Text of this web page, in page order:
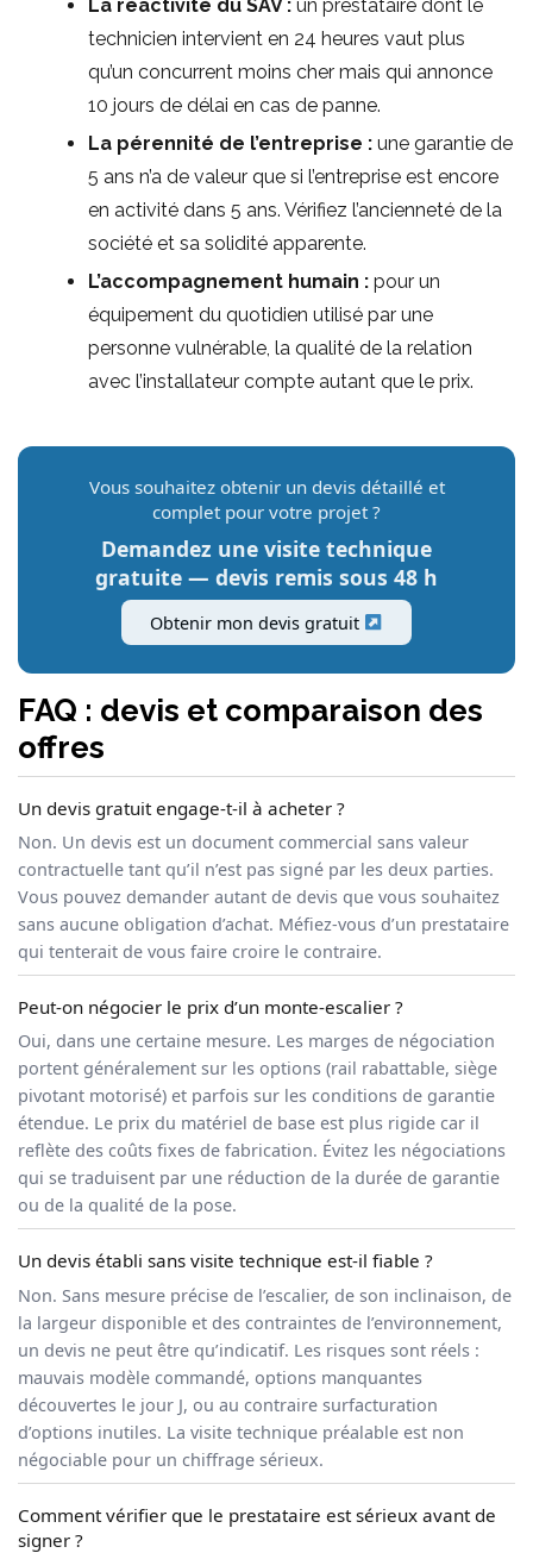
La réactivité du SAV : un prestataire dont le
technicien intervient en 24 heures vaut plus
qu’un concurrent moins cher mais qui annonce
10 jours de délai en cas de panne.
La pérennité de l’entreprise : une garantie de
5 ans n’a de valeur que si l’entreprise est encore
en activité dans 5 ans. Vérifiez l’ancienneté de la
société et sa solidité apparente.
L’accompagnement humain : pour un
équipement du quotidien utilisé par une
personne vulnérable, la qualité de la relation
avec l’installateur compte autant que le prix.
Vous souhaitez obtenir un devis détaillé et
complet pour votre projet ?
Demandez une visite technique
gratuite — devis remis sous 48 h
Obtenir mon devis gratuit
FAQ : devis et comparaison des
offres
Un devis gratuit engage-t-il à acheter ?
Non. Un devis est un document commercial sans valeur
contractuelle tant qu’il n’est pas signé par les deux parties.
Vous pouvez demander autant de devis que vous souhaitez
sans aucune obligation d’achat. Méfiez-vous d’un prestataire
qui tenterait de vous faire croire le contraire.
Peut-on négocier le prix d’un monte-escalier ?
Oui, dans une certaine mesure. Les marges de négociation
portent généralement sur les options (rail rabattable, siège
pivotant motorisé) et parfois sur les conditions de garantie
étendue. Le prix du matériel de base est plus rigide car il
reflète des coûts fixes de fabrication. Évitez les négociations
qui se traduisent par une réduction de la durée de garantie
ou de la qualité de la pose.
Un devis établi sans visite technique est-il fiable ?
Non. Sans mesure précise de l’escalier, de son inclinaison, de
la largeur disponible et des contraintes de l’environnement,
un devis ne peut être qu’indicatif. Les risques sont réels :
mauvais modèle commandé, options manquantes
découvertes le jour J, ou au contraire surfacturation
d’options inutiles. La visite technique préalable est non
négociable pour un chiffrage sérieux.
Comment vérifier que le prestataire est sérieux avant de
signer ?